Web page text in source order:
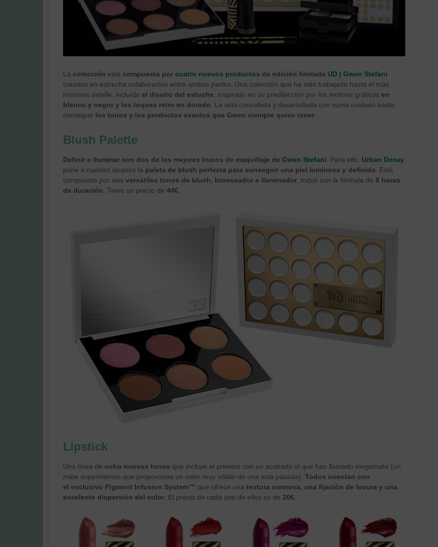
La colección está compuesta por cuatro nuevos productos de edición limitada UD | Gwen Stefani
creados en estrecha colaboración entre ambas partes. Una colección que ha sido trabajada hasta el más
mínimos detalle, incluído el diseño del estuche , inspirado en su predilección por los motivos gráficos en
blanco y negro y los toques retro en dorado . La sido concebida y desarrollada con sumo cuidado hasta
conseguir los tonos y los productos exactos que Gwen siempre quiso tener
Blush Palette
Definir e iluminar son dos de los mejores trucos de maquillaje de Gwen Stefani . Para ello, Urban Decay
pone a nuestro alcance la paleta de blush perfecta para conseguir una piel luminosa y definida . Está
compuesta por seis versátiles tonos de blush, bronceador e iluminador , todos con la fórmula de 8 horas
de duración . Tiene un precio de 44€
Lipstick
Una línea de ocho nuevos tonos que incluye el primero con un acabado al que han llamado megamate (un
mate superintenso que proporciona un color muy sólido de una sola pasada). Todos cuentan con
el exclusivo Pigment Infusion System™ que ofrece una textura cremosa, una fijación de locura y una
excelente dispersión del color. El precio de cada uno de ellos es de 20€.